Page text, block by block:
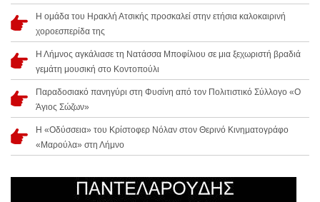
Η ομάδα του Ηρακλή Ατσικής προσκαλεί στην ετήσια καλοκαιρινή
χοροεσπερίδα της
Η Λήμνος αγκάλιασε τη Νατάσσα Μποφίλιου σε μια ξεχωριστή βραδιά
γεμάτη μουσική στο Κοντοπούλι
Παραδοσιακό πανηγύρι στη Φυσίνη από τον Πολιτιστικό Σύλλογο «Ο
Άγιος Σώζων»
Η «Οδύσσεια» του Κρίστοφερ Νόλαν στον Θερινό Κινηματογράφο
«Μαρούλα» στη Λήμνο